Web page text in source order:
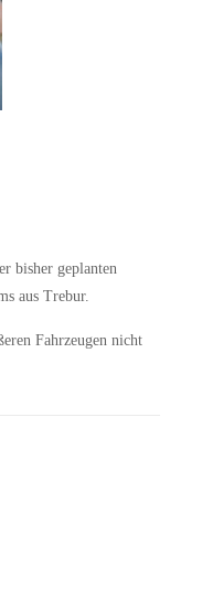
bisher geplanten
aus Trebur.
Fahrzeugen nicht